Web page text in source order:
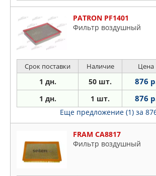
PATRON PF1401
Фильтр воздушный
Срок поставки Наличие Цена
1 дн. 50 шт. 876
1 дн. 1 шт. 876
Еще предложение (1) за
FRAM CA8817
Фильтр воздушный